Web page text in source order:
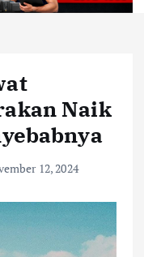
Naik
12, 2024